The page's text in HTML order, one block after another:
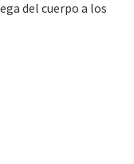
del cuerpo a los